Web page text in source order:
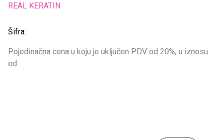
REAL KERATIN
Šifra:
Pojedinačna cena u koju je uključen PDV od 20%, u iznosu
od